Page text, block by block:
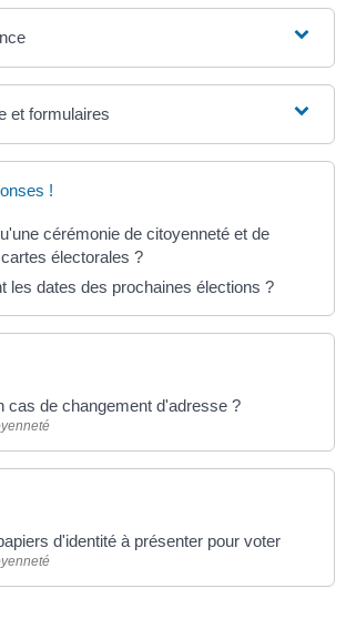
et formulaires
!
cérémonie de citoyenneté et de
électorales ?
les dates des prochaines élections ?
cas de changement d'adresse ?
d'identité à présenter pour voter